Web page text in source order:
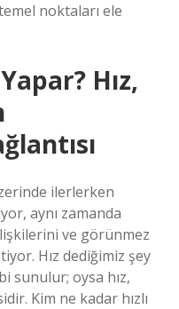
noktaları ele
Hız,
ilerlerken
aynı zamanda
ve görünmez
Hız dediğimiz şey
sunulur; oysa hız,
Kim ne kadar hızlı